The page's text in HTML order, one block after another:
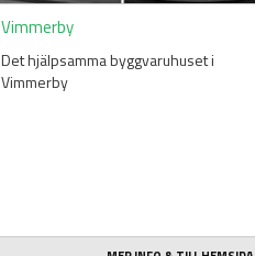
Vimmerby
Det hjälpsamma byggvaruhuset i
Vimmerby